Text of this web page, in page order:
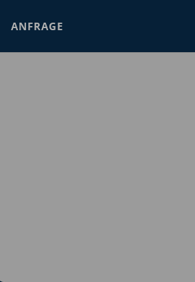
ANFRAGE